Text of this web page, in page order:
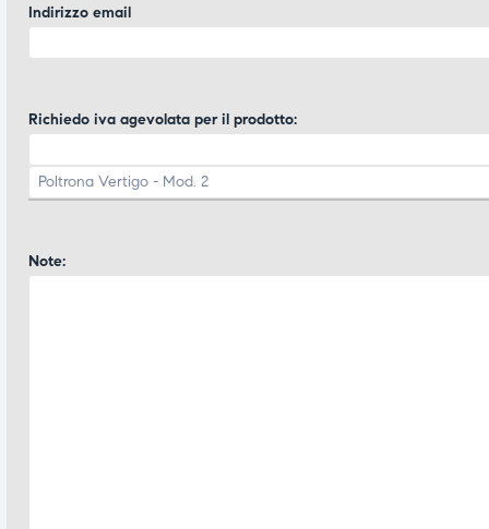
Indirizzo email
Richiedo iva agevolata per il prodotto:
Note: